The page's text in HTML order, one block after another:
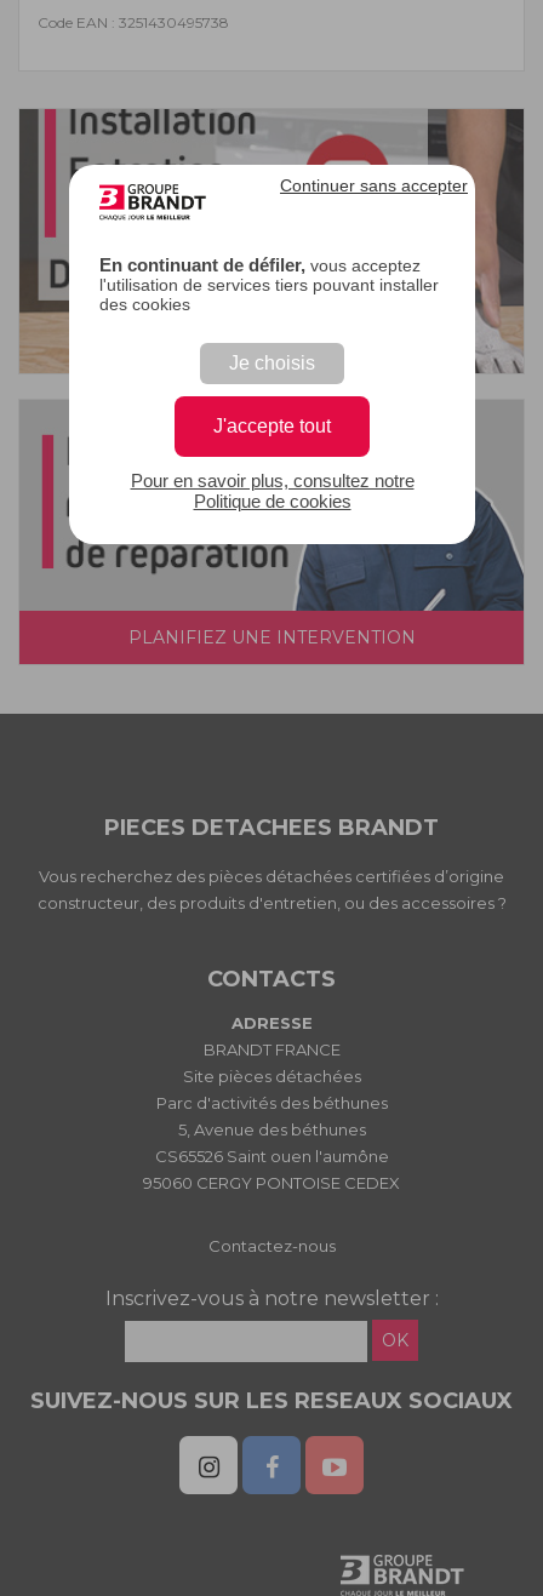
En continuant de défiler,vous acceptez
l'utilisation de services tiers pouvant installer
des cookies
Je choisis
J'accepte tout
Continuer sans accepter
Pour en savoir plus, consultez notre
Politique de cookies
Code EAN : 3251430495738
PLANIFIEZ UNE INTERVENTION
PIECES DETACHEES BRANDT
Vous recherchez des pièces détachées certifiées d’origine
constructeur, des produits d'entretien, ou des accessoires ?
CONTACTS
ADRESSE
BRANDT FRANCE
Site pièces détachées
Parc d'activités des béthunes
5, Avenue des béthunes
CS65526 Saint ouen l'aumône
95060 CERGY PONTOISE CEDEX
Contactez-nous
Inscrivez-vous à notre newsletter :
OK
SUIVEZ-NOUS SUR LES RESEAUX SOCIAUX